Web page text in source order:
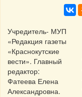
Учредитель- МУП
«Редакция газеты
«Краснокутские
вести». Главный
редактор:
Фатеева Елена
Александровна.